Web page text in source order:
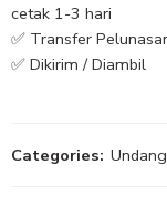
cetak 1-3 hari
✅ Transfer
✅ Dikirim / Diambil
Categories: